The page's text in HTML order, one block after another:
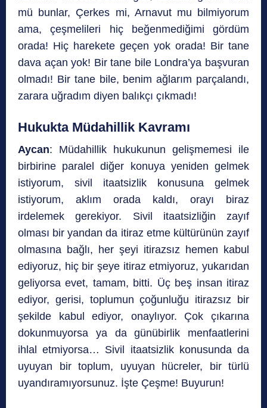
mü bunlar, Çerkes mi, Arnavut mu bilmiyorum
ama, çeşmelileri hiç beğenmediğimi gördüm
orada! Hiç harekete geçen yok orada! Bir tane
dava açan yok! Bir tane bile Londra’ya başvuran
olmadı! Bir tane bile, benim ağlarım parçalandı,
zarara uğradım diyen balıkçı çıkmadı!
Hukukta Müdahillik Kavramı
Aycan: Müdahillik hukukunun gelişmemesi ile
birbirine paralel diğer konuya yeniden gelmek
istiyorum, sivil itaatsizlik konusuna gelmek
istiyorum, aklım orada kaldı, orayı biraz
irdelemek gerekiyor. Sivil itaatsizliğin zayıf
olması bir yandan da itiraz etme kültürünün zayıf
olmasına bağlı, her şeyi itirazsız hemen kabul
ediyoruz, hiç bir şeye itiraz etmiyoruz, yukarıdan
geliyorsa evet, tamam, bitti. Üç beş insan itiraz
ediyor, gerisi, toplumun çoğunluğu itirazsız bir
şekilde kabul ediyor, onaylıyor. Çok çıkarına
dokunmuyorsa ya da günübirlik menfaatlerini
ihlal etmiyorsa… Sivil itaatsizlik konusunda da
uyuyan bir toplum, uyuyan hücreler, bir türlü
uyandıramıyorsunuz. İşte Çeşme! Buyurun!